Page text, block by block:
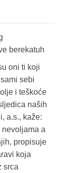
berekatuh
oni ti koji
sebi
i teškoće
naših
a.s., kaže:
nevoljama a
propisuje
koja
srca